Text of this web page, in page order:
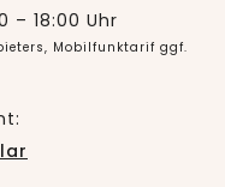
– 18:00 Uhr
Mobilfunktarif ggf.